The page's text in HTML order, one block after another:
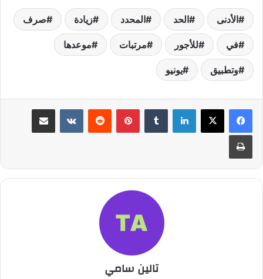
الأدنى الحد المحدد زيادة صرف
في للأجور مرتبات موعدها
وتطبيق يونيو
لينكدإن بينتيريست مشاركة عبر البريد
طباعة
تالين سامي